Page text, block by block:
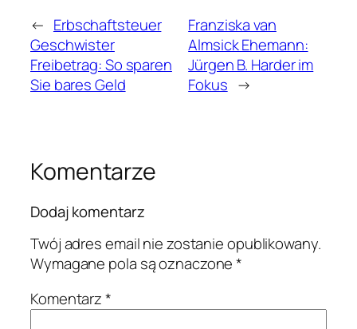
← Erbschaftsteuer
Geschwister
Freibetrag: So sparen
Sie bares Geld
Franziska van
Almsick Ehemann:
Jürgen B. Harder im
Fokus →
Komentarze
Dodaj komentarz
Twój adres email nie zostanie opublikowany.
Wymagane pola są oznaczone*
Komentarz*